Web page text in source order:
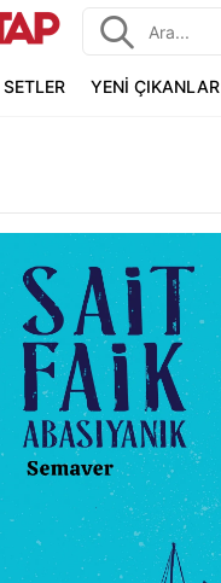
SETLER YENİ ÇIKANLAR